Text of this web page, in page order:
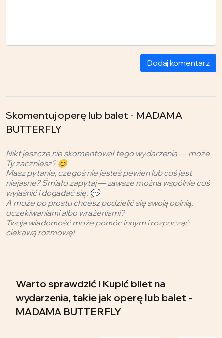
Dodaj komentarz
Skomentuj operę lub balet - MADAMA
BUTTERFLY
Nikt jeszcze nie skomentował tego wydarzenia — może
Ty zaczniesz? 😊
Masz pytanie, czegoś nie jesteś pewien lub coś jest
niejasne? Śmiało zapytaj — zawsze można wspólnie coś
wyjaśnić i dogadać się. 💬
A może po prostu chcesz podzielić się swoją opinią,
oczekiwaniami albo wrażeniami?
Twoja wiadomość może pomóc innym i rozpocząć
ciekawą rozmowę!
Warto sprawdzić i Kupić bilet na
wydarzenia, takie jak operę lub balet -
MADAMA BUTTERFLY